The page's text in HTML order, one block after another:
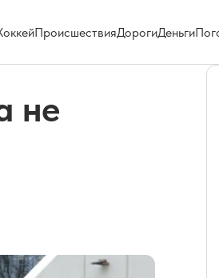
ПроисшествияДорогиДеньги
не